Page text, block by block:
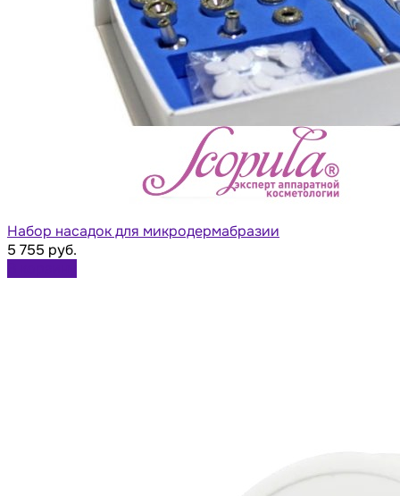
Набор насадок для микродермабразии
5 755 руб.